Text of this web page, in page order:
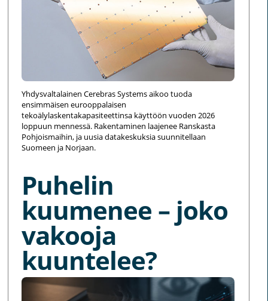
Yhdysvaltalainen Cerebras Systems aikoo tuoda
ensimmäisen eurooppalaisen
tekoälylaskentakapasiteettinsa käyttöön vuoden 2026
loppuun mennessä. Rakentaminen laajenee Ranskasta
Pohjoismaihin, ja uusia datakeskuksia suunnitellaan
Suomeen ja Norjaan.
Puhelin
kuumenee – joko
vakooja
kuuntelee?